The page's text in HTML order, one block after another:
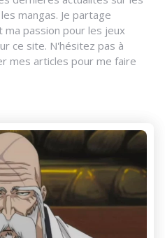
mangas. Je partage
ma passion pour les jeux
ce site. N'hésitez pas à
mes articles pour me faire